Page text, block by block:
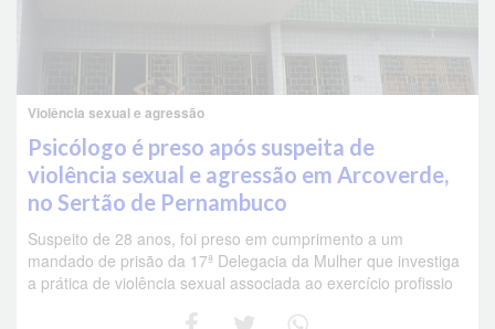
Violência sexual e agressão
Psicólogo é preso após suspeita de
violência sexual e agressão em Arcoverde,
no Sertão de Pernambuco
Suspeito de 28 anos, foi preso em cumprimento a um
mandado de prisão da 17ª Delegacia da Mulher que investiga
a prática de violência sexual associada ao exercício profissio